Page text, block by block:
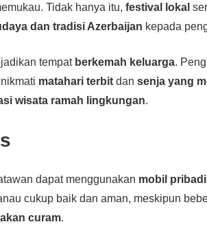
Tidak hanya itu,festival lokal
dan tradisi Azerbaijan kepada
tempat berkemah keluarga.
matahari terbit dansenja yang
wisata ramah lingkungan.
dapat menggunakan mobil pribadi
cukup baik dan aman, meskipun
curam.